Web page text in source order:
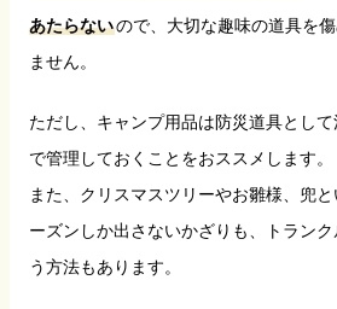
あたらないので、大切な趣味の道具を
ません。
ただし、キャンプ用品は防災道具とし
で管理しておくことをおススメします。
また、クリスマスツリーやお雛様、兜
ーズンしか出さないかざりも、トラン
う方法もあります。